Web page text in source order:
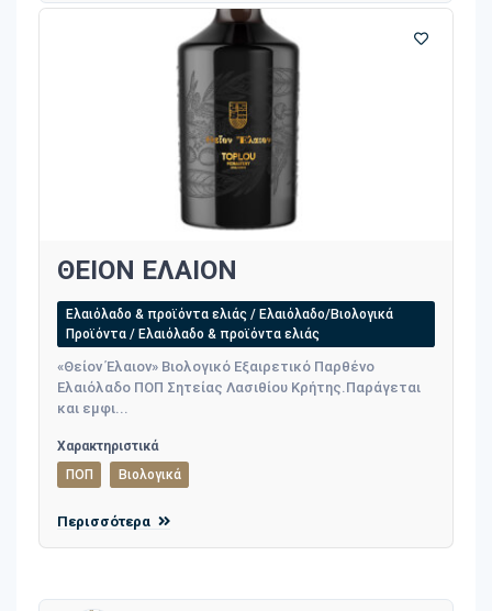
ΘΕΙΟΝ ΕΛΑΙΟΝ
Ελαιόλαδο & προϊόντα ελιάς / Ελαιόλαδο/Βιολογικά
Προϊόντα / Ελαιόλαδο & προϊόντα ελιάς
«Θείον Έλαιον» Βιολογικό Εξαιρετικό Παρθένο
Ελαιόλαδο ΠΟΠ Σητείας Λασιθίου Κρήτης.Παράγεται
και εμφι...
Χαρακτηριστικά
ΠΟΠ
Βιολογικά
Περισσότερα